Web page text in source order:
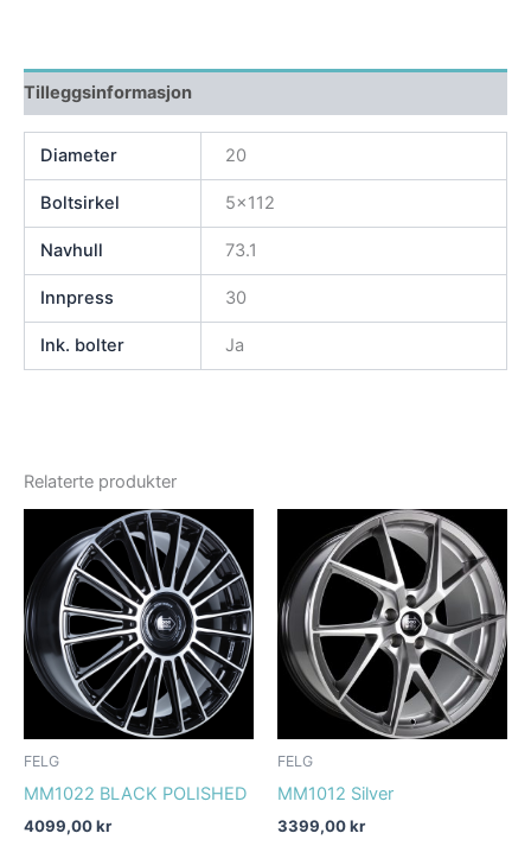
Tilleggsinformasjon
Diameter 20
Boltsirkel 5×112
Navhull 73.1
Innpress 30
Ink. bolter Ja
Relaterte produkter
FELG
MM1022 BLACK POLISHED
4099,00kr
FELG
MM1012 Silver
3399,00kr